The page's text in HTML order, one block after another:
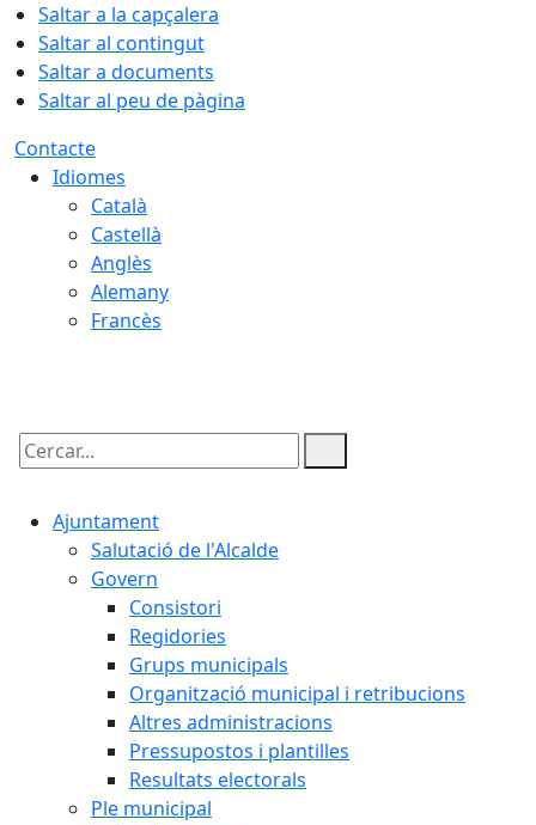
Saltar a la capçalera
Saltar al contingut
Saltar a documents
Saltar al peu de pàgina
Contacte
Idiomes
Català
Castellà
Anglès
Alemany
Francès
Cercar:
Ajuntament
Salutació de l'Alcalde
Govern
Consistori
Regidories
Grups municipals
Organització municipal i retribucions
Altres administracions
Pressupostos i plantilles
Resultats electorals
Ple municipal